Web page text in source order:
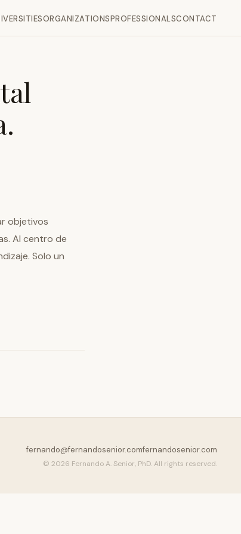
ORGANIZATIONSPROFESSIONALSCONTACT
objetivos
Al centro de
Solo un
fernando@fernandosenior.comfernandosenior.com
© 2026 Fernando A. Senior, PhD. All rights reserved.